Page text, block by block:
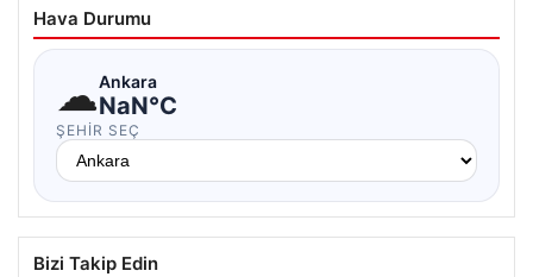
Hava Durumu
☁Ankara
NaN°C
ŞEHIR SEÇ
Bizi Takip Edin